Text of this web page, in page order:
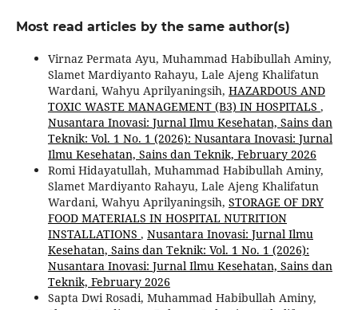
Most read articles by the same author(s)
Virnaz Permata Ayu, Muhammad Habibullah Aminy,
Slamet Mardiyanto Rahayu, Lale Ajeng Khalifatun
Wardani, Wahyu Aprilyaningsih, HAZARDOUS AND
TOXIC WASTE MANAGEMENT (B3) IN HOSPITALS ,
Nusantara Inovasi: Jurnal Ilmu Kesehatan, Sains dan
Teknik: Vol. 1 No. 1 (2026): Nusantara Inovasi: Jurnal
Ilmu Kesehatan, Sains dan Teknik, February 2026
Romi Hidayatullah, Muhammad Habibullah Aminy,
Slamet Mardiyanto Rahayu, Lale Ajeng Khalifatun
Wardani, Wahyu Aprilyaningsih, STORAGE OF DRY
FOOD MATERIALS IN HOSPITAL NUTRITION
INSTALLATIONS , Nusantara Inovasi: Jurnal Ilmu
Kesehatan, Sains dan Teknik: Vol. 1 No. 1 (2026):
Nusantara Inovasi: Jurnal Ilmu Kesehatan, Sains dan
Teknik, February 2026
Sapta Dwi Rosadi, Muhammad Habibullah Aminy,